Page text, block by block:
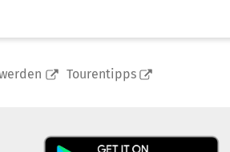
Tourentipps